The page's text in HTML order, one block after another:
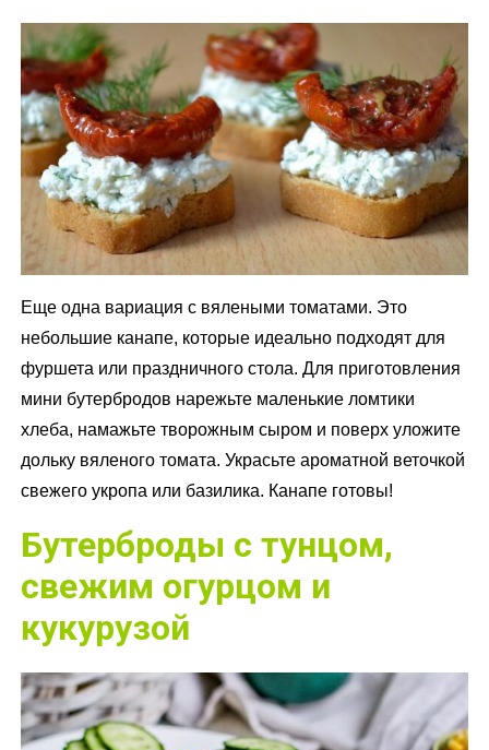
Еще одна вариация с вялеными томатами. Это
небольшие канапе, которые идеально подходят для
фуршета или праздничного стола. Для приготовления
мини бутербродов нарежьте маленькие ломтики
хлеба, намажьте творожным сыром и поверх уложите
дольку вяленого томата. Украсьте ароматной веточкой
свежего укропа или базилика. Канапе готовы!
Бутерброды с тунцом,
свежим огурцом и
кукурузой